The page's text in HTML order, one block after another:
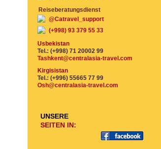
Reiseberatungsdienst
@Catravel_support
(+998) 93 379 55 33
Usbekistan
Tel.: (+998) 71 20002 99
Tashkent@centralasia-travel.com
Kirgisistan
Tel.: (+996) 55665 77 99
Osh@centralasia-travel.com
UNSERE
SEITEN IN: